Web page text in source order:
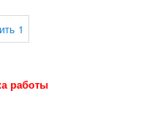
работы